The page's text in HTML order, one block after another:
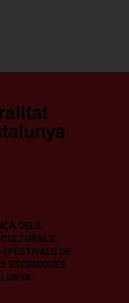
DELS
FESTIVALS DE
ESCÈNIQUES